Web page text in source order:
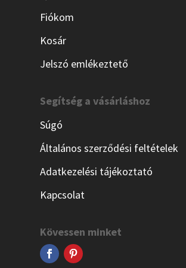
Fiókom
Kosár
Jelszó emlékeztető
Segítség a vásárláshoz
Súgó
Általános szerződési feltételek
Adatkezelési tájékoztató
Kapcsolat
Kövessen minket